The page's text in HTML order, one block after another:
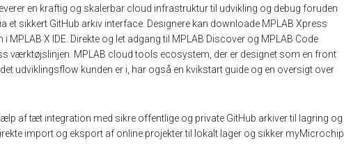
en kraftig og skalerbar cloud infrastruktur til udvikling og debug foruden
sikkert GitHub arkiv interface. Designere kan downloade MPLAB Xpress
X IDE. Direkte og let adgang til MPLAB Discover og MPLAB Code
værktøjslinjen. MPLAB cloud tools ecosystem, der er designet som en front
udviklingsflow kunden er i, har også en kvikstart guide og en oversigt over
af tæt integration med sikre offentlige og private GitHub arkiver til lagring og
import og eksport af online projekter til lokalt lager og sikker myMicrochip